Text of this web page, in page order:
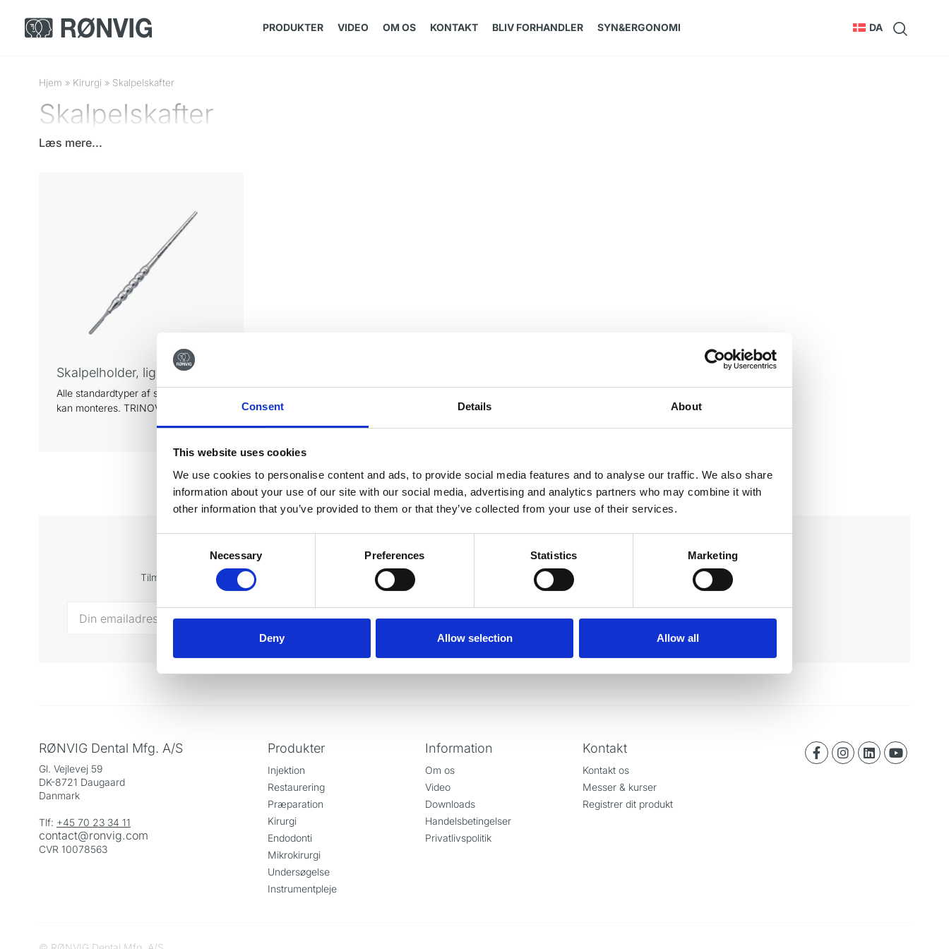
Consent Details About
This website uses cookies
We use cookies to personalise content and ads, to provide social media features and to analyse our traffic. We also share
information about your use of our site with our social media, advertising and analytics partners who may combine it with
other information that you’ve provided to them or that they’ve collected from your use of their services.
Necessary Preferences Statistics Marketing
Deny Allow selection Allow all
PRODUKTER VIDEO OM OS KONTAKT BLIV FORHANDLER SYN&ERGONOMI DA
Hjem » Kirurgi » Skalpelskafter
Skalpelskafter
Læs mere...
Skalpelholder, lige
Alle standardtyper af skalpelblade
kan monteres. TRINOVO® skaft.
Tilmeld dig vores nyhedsbrev
Tilmeld dig vores nyhedsbrev og få seneste nyheder og gode tilbud direkte i din indbakke.
Ja tak, tilmeld mig
RØNVIG Dental Mfg. A/S
Gl. Vejlevej 59
DK-8721 Daugaard
Danmark
Tlf: +45 70 23 34 11
contact@ronvig.com
CVR 10078563
Produkter
Injektion
Restaurering
Præparation
Kirurgi
Endodonti
Mikrokirurgi
Undersøgelse
Instrumentpleje
Information
Om os
Video
Downloads
Handelsbetingelser
Privatlivspolitik
Kontakt
Kontakt os
Messer & kurser
Registrer dit produkt